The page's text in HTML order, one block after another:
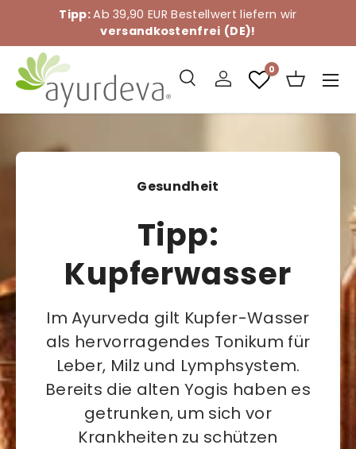
Direkt zum Inhalt
Tipp:Ab 39,90 EUR Bestellwert liefern wir
versandkostenfrei (DE)!
Suchen
SucheEinloggen
0
Gesundheit
Tipp:
Kupferwasser
Im Ayurveda gilt Kupfer-Wasser
als hervorragendes Tonikum für
Leber, Milz und Lymphsystem.
Bereits die alten Yogis haben es
getrunken, um sich vor
Krankheiten zu schützen